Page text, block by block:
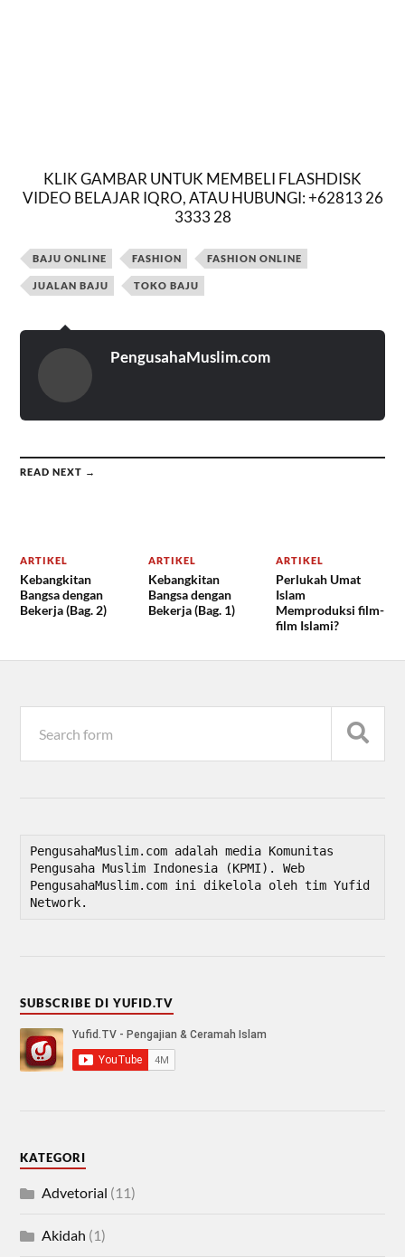
KLIK GAMBAR UNTUK MEMBELI FLASHDISK
VIDEO BELAJAR IQRO, ATAU HUBUNGI: +62813 26
3333 28
BAJU ONLINE FASHION FASHION ONLINE
JUALAN BAJU TOKO BAJU
PengusahaMuslim.com
READ NEXT →
ARTIKEL
Kebangkitan
Bangsa dengan
Bekerja (Bag. 2)
ARTIKEL
Kebangkitan
Bangsa dengan
Bekerja (Bag. 1)
ARTIKEL
Perlukah Umat
Islam
Memproduksi film-
film Islami?
PengusahaMuslim.com adalah media Komunitas
Pengusaha Muslim Indonesia (KPMI). Web
PengusahaMuslim.com ini dikelola oleh tim Yufid
Network.
SUBSCRIBE DI YUFID.TV
KATEGORI
Advetorial (11)
Akidah (1)